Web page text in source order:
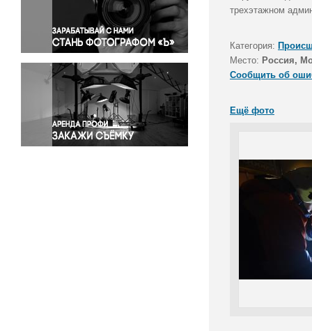
Правосудие
Происшествия и конфликты
Религия
Светская жизнь
Спорт
Экология
Экономика и бизнес
трехэтажном
Категория:
Место: Россия,
Сообщить об
Ещё фото